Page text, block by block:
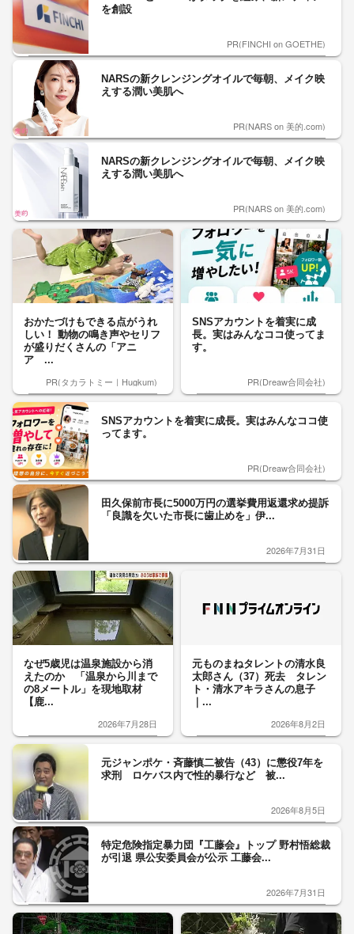
を創設
PR(FINCHI on GOETHE)
NARSの新クレンジングオイルで毎朝、メイク映
えする潤い美肌へ
PR(NARS on 美的.com)
NARSの新クレンジングオイルで毎朝、メイク映
えする潤い美肌へ
PR(NARS on 美的.com)
おかたづけもできる点がうれ
しい！ 動物の鳴き声やセリフ
が盛りだくさんの「アニ
ア ...
PR(タカラトミー｜Hugkum)
SNSアカウントを着実に成
長。実はみんなココ使ってま
す。
PR(Dreaw合同会社)
SNSアカウントを着実に成長。実はみんなココ使
ってます。
PR(Dreaw合同会社)
田久保前市長に5000万円の選挙費用返還求め提訴
「良識を欠いた市長に歯止めを」伊...
2026年7月31日
なぜ5歳児は温泉施設から消
えたのか 「温泉から川まで
の8メートル」を現地取材
【鹿...
2026年7月28日
元ものまねタレントの清水良
太郎さん（37）死去 タレン
ト・清水アキラさんの息子
｜...
2026年8月2日
元ジャンポケ・斉藤慎二被告（43）に懲役7年を
求刑 ロケバス内で性的暴行など 被...
2026年8月5日
特定危険指定暴力団『工藤会』トップ 野村悟総裁
が引退 県公安委員会が公示 工藤会...
2026年7月31日